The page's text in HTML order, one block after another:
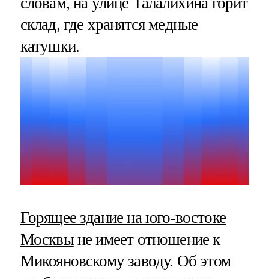
склад, где хранятся медные
катушки.
Горящее здание на юго-востоке
Москвыне имеет отношение к
Микояновскому заводу. Об этом